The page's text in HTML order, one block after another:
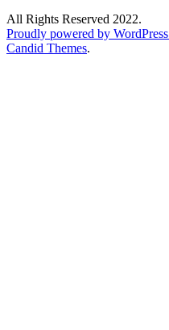
All Rights Reserved 2022.
Proudly powered by WordPress
Candid Themes.